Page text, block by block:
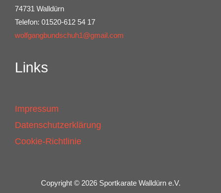
74731 Walldürn
Telefon: 01520-612 54 17
wolfgangbundschuh1@gmail.com
Links
Impressum
Datenschutzerklärung
Cookie-Richtlinie
Copyright © 2026 Sportkarate Walldürn e.V.